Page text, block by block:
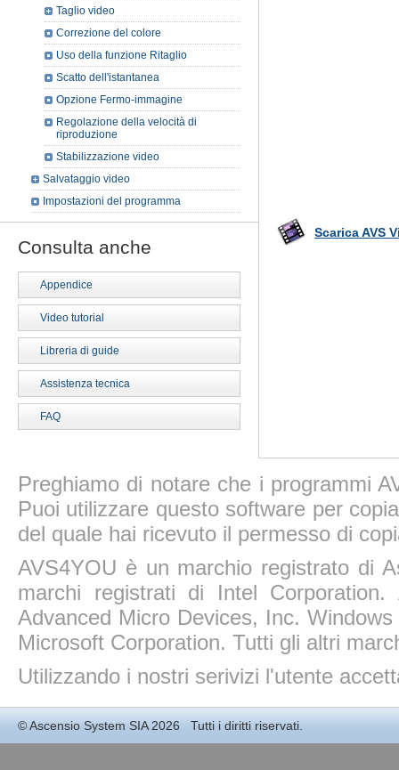
Scarica AVS
Taglio video
Correzione del colore
Uso della funzione Ritaglio
Scatto dell'istantanea
Opzione Fermo-immagine
Regolazione della velocità di
riproduzione
Stabilizzazione video
Salvataggio video
Impostazioni del programma
Consulta anche
Appendice
Video tutorial
Libreria di guide
Assistenza tecnica
FAQ
Preghiamo di notare che i programmi
Puoi utilizzare questo software per
del quale hai ricevuto il permesso di
AVS4YOU è un marchio registrato di
marchi registrati di Intel
Advanced Micro Devices, Inc.
Microsoft Corporation. Tutti gli altri
Utilizzando i nostri serivizi l'utente
©Ascensio System SIA2026 Tutti i diritti riservati.